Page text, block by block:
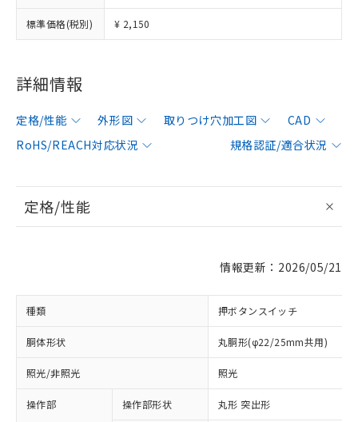
標準価格(税別) ¥ 2,150
詳細情報
定格/性能 外形図 取りつけ穴加工図
CAD
RoHS/REACH対応状況
規格認証/適合状況
定格/性能
情報更新：2026/05/21
種類 押ボタンスイッチ
胴体形状 丸胴形(φ22/25mm共用)
照光/非照光 照光
操作部 操作部形状 丸形 突出形